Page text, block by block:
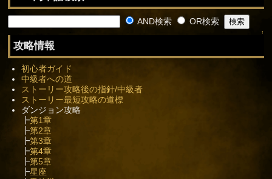
AND検索 OR検索
↑
攻略情報
初心者ガイド
中級者への道
ストーリー攻略後の指針/中級者
ストーリー最短攻略の道標
ダンジョン攻略
┣第1章
┣第2章
┣第3章
┣第4章
┣第5章
┣星座